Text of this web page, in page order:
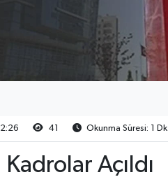
41 Okunma Süresi: 1 Dk
Açıldı